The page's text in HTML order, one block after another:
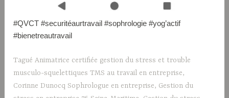
#QVCT #securitéaurtravail #sophrologie #yog’actif
#bienetreautravail
TaguéAnimatrice certifiée gestion du stress et trouble
musculo-squelettiques TMS au travail en entreprise,
Corinne Dunocq Sophrologue en entreprise, Gestion du